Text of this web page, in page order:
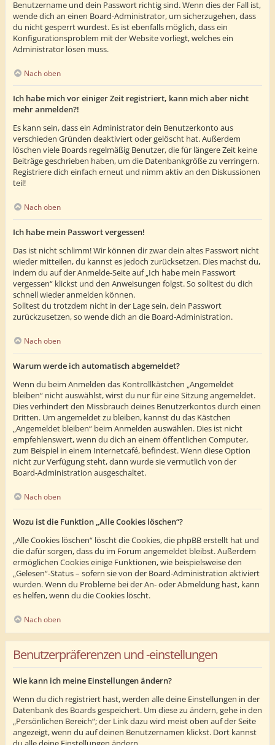
Benutzername und dein Passwort richtig sind. Wenn dies der Fall ist,
wende dich an einen Board-Administrator, um sicherzugehen, dass
du nicht gesperrt wurdest. Es ist ebenfalls möglich, dass ein
Konfigurationsproblem mit der Website vorliegt, welches ein
Administrator lösen muss.
Nach oben
Ich habe mich vor einiger Zeit registriert, kann mich aber nicht
mehr anmelden?!
Es kann sein, dass ein Administrator dein Benutzerkonto aus
verschieden Gründen deaktiviert oder gelöscht hat. Außerdem
löschen viele Boards regelmäßig Benutzer, die für längere Zeit keine
Beiträge geschrieben haben, um die Datenbankgröße zu verringern.
Registriere dich einfach erneut und nimm aktiv an den Diskussionen
teil!
Nach oben
Ich habe mein Passwort vergessen!
Das ist nicht schlimm! Wir können dir zwar dein altes Passwort nicht
wieder mitteilen, du kannst es jedoch zurücksetzen. Dies machst du,
indem du auf der Anmelde-Seite auf „Ich habe mein Passwort
vergessen“ klickst und den Anweisungen folgst. So solltest du dich
schnell wieder anmelden können.
Solltest du trotzdem nicht in der Lage sein, dein Passwort
zurückzusetzen, so wende dich an die Board-Administration.
Nach oben
Warum werde ich automatisch abgemeldet?
Wenn du beim Anmelden das Kontrollkästchen „Angemeldet
bleiben“ nicht auswählst, wirst du nur für eine Sitzung angemeldet.
Dies verhindert den Missbrauch deines Benutzerkontos durch einen
Dritten. Um angemeldet zu bleiben, kannst du das Kästchen
„Angemeldet bleiben“ beim Anmelden auswählen. Dies ist nicht
empfehlenswert, wenn du dich an einem öffentlichen Computer,
zum Beispiel in einem Internetcafé, befindest. Wenn diese Option
nicht zur Verfügung steht, dann wurde sie vermutlich von der
Board-Administration ausgeschaltet.
Nach oben
Wozu ist die Funktion „Alle Cookies löschen“?
„Alle Cookies löschen“ löscht die Cookies, die phpBB erstellt hat und
die dafür sorgen, dass du im Forum angemeldet bleibst. Außerdem
ermöglichen Cookies einige Funktionen, wie beispielsweise den
„Gelesen“-Status – sofern sie von der Board-Administration aktiviert
wurden. Wenn du Probleme bei der An- oder Abmeldung hast, kann
es helfen, wenn du die Cookies löscht.
Nach oben
Benutzerpräferenzen und -einstellungen
Wie kann ich meine Einstellungen ändern?
Wenn du dich registriert hast, werden alle deine Einstellungen in der
Datenbank des Boards gespeichert. Um diese zu ändern, gehe in den
„Persönlichen Bereich“; der Link dazu wird meist oben auf der Seite
angezeigt, wenn du auf deinen Benutzernamen klickst. Dort kannst